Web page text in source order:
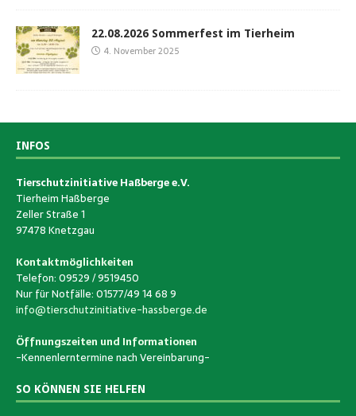
22.08.2026 Sommerfest im Tierheim
4. November 2025
INFOS
Tierschutzinitiative Haßberge e.V.
Tierheim Haßberge
Zeller Straße 1
97478 Knetzgau
Kontaktmöglichkeiten
Telefon: 09529 / 9519450
Nur für Notfälle: 01577/49 14 68 9
info@tierschutzinitiative-hassberge.de
Öffnungszeiten und Informationen
-Kennenlerntermine nach Vereinbarung-
SO KÖNNEN SIE HELFEN